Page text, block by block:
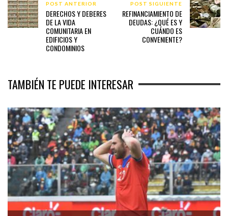
POST ANTERIOR
DERECHOS Y DEBERES
DE LA VIDA
COMUNITARIA EN
EDIFICIOS Y
CONDOMINIOS
POST SIGUIENTE
REFINANCIAMIENTO DE
DEUDAS: ¿QUÉ ES Y
CUÁNDO ES
CONVENIENTE?
TAMBIÉN TE PUEDE INTERESAR